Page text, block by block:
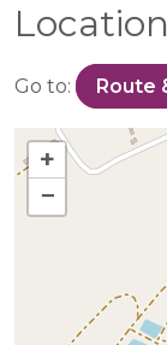
Location
Go to: Route
+
−